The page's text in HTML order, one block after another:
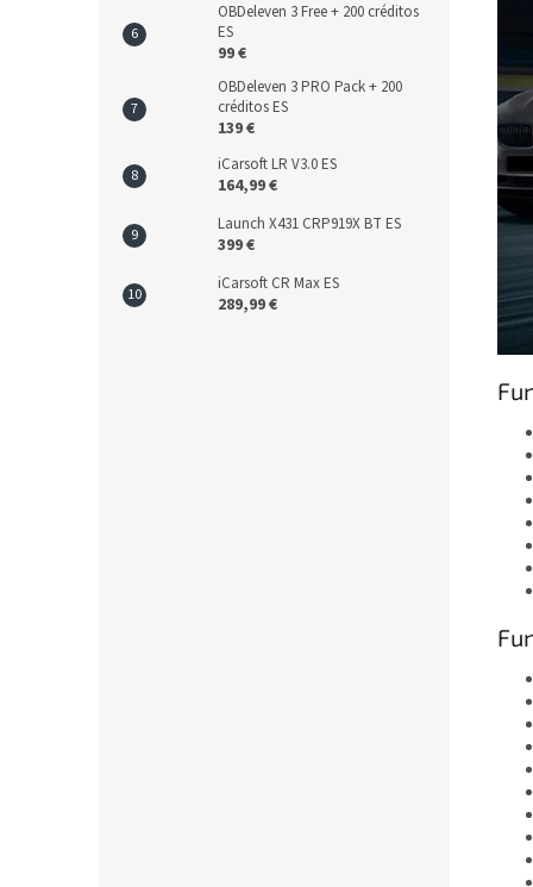
OBDeleven 3 Free + 200 créditos
ES
99 €
OBDeleven 3 PRO Pack + 200
créditos ES
139 €
iCarsoft LR V3.0 ES
164,99 €
Launch X431 CRP919X BT ES
399 €
iCarsoft CR Max ES
289,99 €